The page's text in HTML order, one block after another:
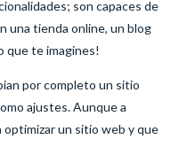
son capaces de
una tienda online, un blog
que te imagines!
por completo un sitio
ajustes. Aunque a
optimizar un sitio web y que